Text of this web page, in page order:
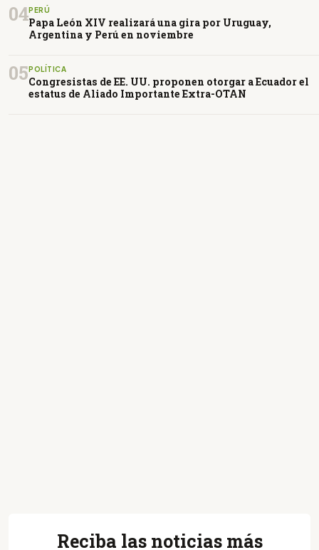
04PERÚ
Papa León XIV realizará una gira por Uruguay,
Argentina y Perú en noviembre
05POLÍTICA
Congresistas de EE. UU. proponen otorgar a Ecuador el
estatus de Aliado Importante Extra-OTAN
Reciba las noticias más